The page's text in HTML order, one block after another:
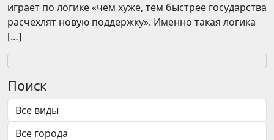
играет по логике «чем хуже, тем быстрее государства
расчехлят новую поддержку». Именно такая логика
[…]
Поиск